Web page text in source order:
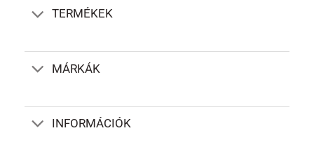
TERMÉKEK
MÁRKÁK
INFORMÁCIÓK